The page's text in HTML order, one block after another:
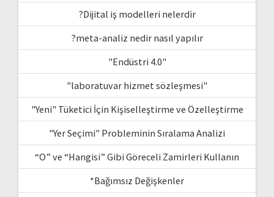
?Dijital iş modelleri nelerdir
?meta-analiz nedir nasıl yapılır
"Endüstri 4.0"
"laboratuvar hizmet sözleşmesi"
"Yeni" Tüketici İçin Kişiselleştirme ve Özelleştirme
"Yer Seçimi" Probleminin Sıralama Analizi
“O” ve “Hangisi” Gibi Göreceli Zamirleri Kullanın
*Bağımsız Değişkenler